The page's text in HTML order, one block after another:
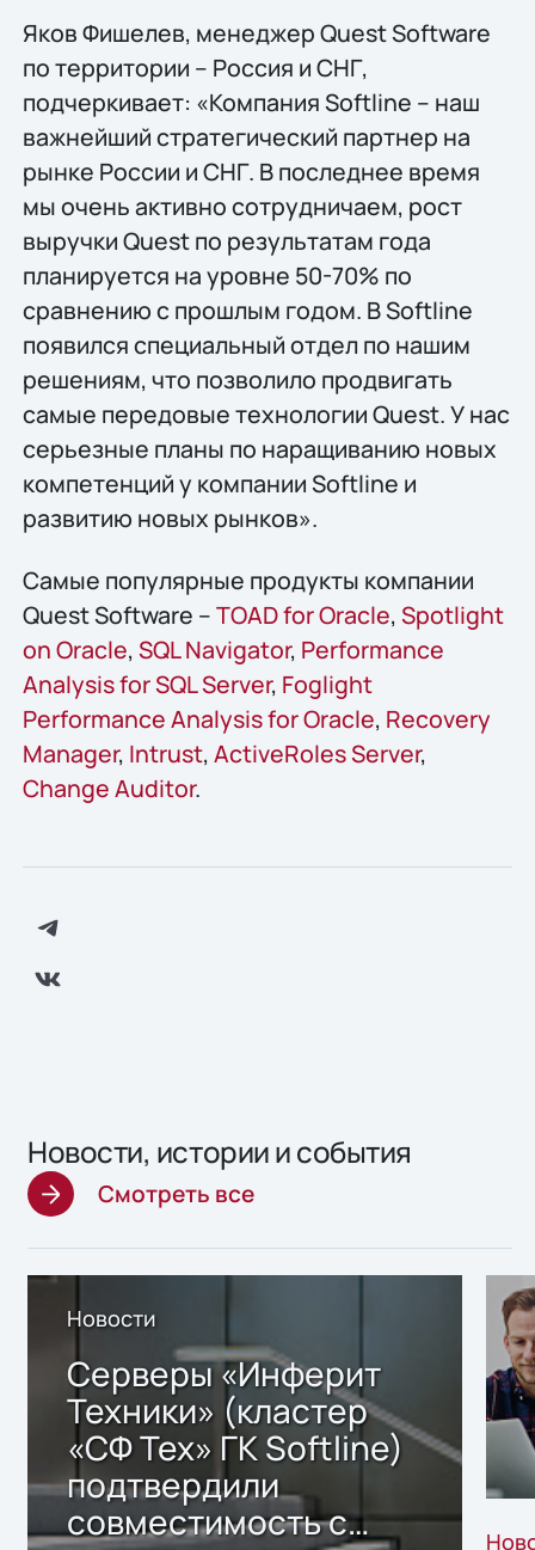
Яков Фишелев, менеджер Quest Software
по территории – Россия и СНГ,
подчеркивает: «Компания Softline – наш
важнейший стратегический партнер на
рынке России и СНГ. В последнее время
мы очень активно сотрудничаем, рост
выручки Quest по результатам года
планируется на уровне 50-70% по
сравнению с прошлым годом. В Softline
появился специальный отдел по нашим
решениям, что позволило продвигать
самые передовые технологии Quest. У нас
серьезные планы по наращиванию новых
компетенций у компании Softline и
развитию новых рынков».
Самые популярные продукты компании
Quest Software –TOAD for Oracle, Spotlight
on Oracle, SQL Navigator, Performance
Analysis for SQL Server, Foglight
Performance Analysis for Oracle, Recovery
Manager, Intrust, ActiveRoles Server,
Change Auditor.
Новости, истории и события
Смотреть все
Новости
Серверы «Инферит
Техники» (кластер
«СФ Тех» ГК Softline)
подтвердили
совместимость с